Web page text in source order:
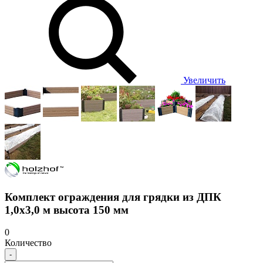
Увеличить
Комплект ограждения для грядки из ДПК
1,0х3,0 м высота 150 мм
0
Количество
-